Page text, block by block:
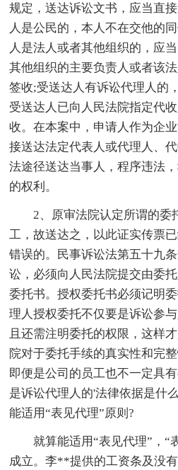
规定，送达诉讼文书，应当直
人是公民的，本人不在交他的
人是法人或者其他组织的，应
其他组织的主要负责人或者该
签收;受送达人有诉讼代理人的
受送达人已向人民法院指定代
收。在本案中，申请人作为企
接送达法定代表人或代理人、
法途径送达当事人，程序违法
的权利。
2、原审法院认定所谓的委
工，故送达之，以此证实传票
错误的。民事诉讼法第五十九
讼，必须向人民法院提交由委
委托书。授权委托书必须记明
理人授权委托不仅要是诉讼参
且还需注明委托的权限，这样
院对于委托手续的真实性和完
即便是公司的员工也不一定具
是诉讼代理人的'法律依据是什
能适用“表见代理”原则?
就算能适用“表见代理”，“
成立。李**提供的工资条及没